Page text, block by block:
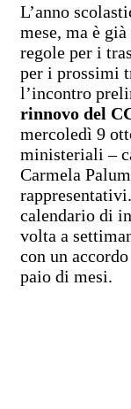
L’anno
mese, ma è
regole per i
per i prossimi
l’incontro
rinnovo del
mercoledì 9
ministeriali –
Carmela
calendario di
volta a
con un
paio di mesi.